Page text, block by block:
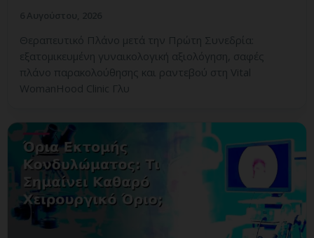
Θεραπευτικό Πλάνο μετά την Πρώτη Συνεδρία:
εξατομικευμένη γυναικολογική αξιολόγηση, σαφές
πλάνο παρακολούθησης και ραντεβού στη Vital
WomanHood Clinic Γλυ